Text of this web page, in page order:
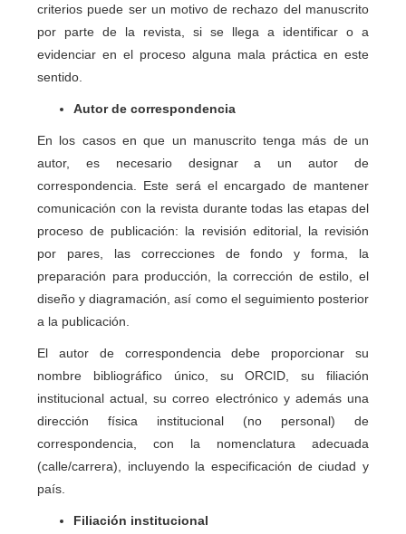
criterios puede ser un motivo de rechazo del manuscrito
por parte de la revista, si se llega a identificar o a
evidenciar en el proceso alguna mala práctica en este
sentido.
Autor de correspondencia
En los casos en que un manuscrito tenga más de un
autor, es necesario designar a un autor de
correspondencia. Este será el encargado de mantener
comunicación con la revista durante todas las etapas del
proceso de publicación: la revisión editorial, la revisión
por pares, las correcciones de fondo y forma, la
preparación para producción, la corrección de estilo, el
diseño y diagramación, así como el seguimiento posterior
a la publicación.
El autor de correspondencia debe proporcionar su
nombre bibliográfico único, su ORCID, su filiación
institucional actual, su correo electrónico y además una
dirección física institucional (no personal) de
correspondencia, con la nomenclatura adecuada
(calle/carrera), incluyendo la especificación de ciudad y
país.
Filiación institucional